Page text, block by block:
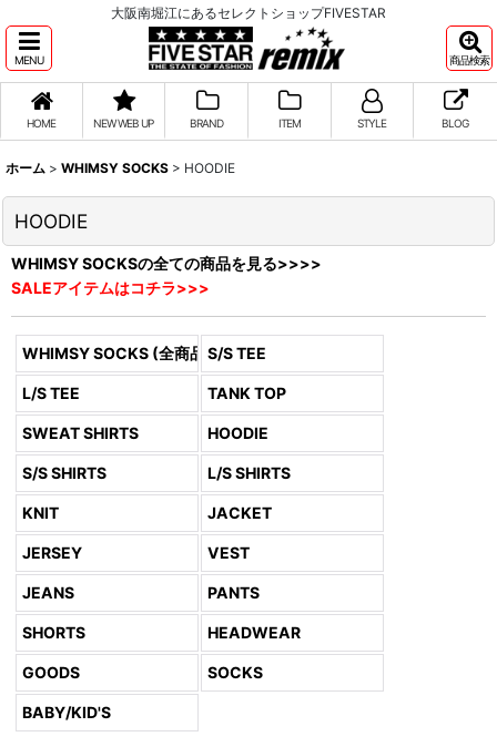
大阪南堀江にあるセレクトショップFIVESTAR
MENU 商品検索
HOME NEW WEB UP BRAND ITEM STYLE BLOG
ホーム > WHIMSY SOCKS > HOODIE
HOODIE
WHIMSY SOCKSの全ての商品を見る>>>>
SALEアイテムはコチラ>>>
WHIMSY SOCKS (全商品)S/S TEE
L/S TEE TANK TOP
SWEAT SHIRTS HOODIE
S/S SHIRTS L/S SHIRTS
KNIT JACKET
JERSEY VEST
JEANS PANTS
SHORTS HEADWEAR
GOODS SOCKS
BABY/KID'S